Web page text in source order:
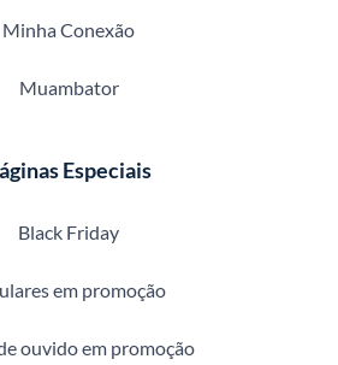
Minha Conexão
Muambator
Especiais
Black Friday
em promoção
ouvido em promoção